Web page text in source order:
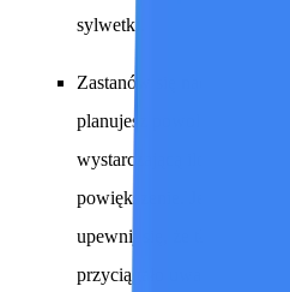
sylwetki.
Zastanów się nad
planujesz powolne
wystarczającą ilość
powiększenie. Jeśli
upewnij się, że tło jest
przyciągało uwagę widza.